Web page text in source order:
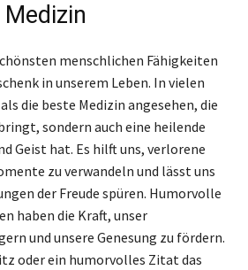
menschlichen Fähigkeiten
in unserem Leben. In vielen
die beste Medizin angesehen, die
sondern auch eine heilende
Geist hat. Es hilft uns, verlorene
zu verwandeln und lässt uns
der Freude spüren. Humorvolle
haben die Kraft, unser
und unsere Genesung zu fördern.
oder ein humorvolles Zitat das